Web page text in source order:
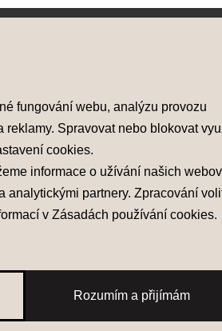
vozy
vozy
fungování webu, analýzu provozu
Spravovat nebo blokovat
cookies.
informace o užívání našich
analytickými partnery. Zpracování
v Zásadách používání cookies.
Rozumím a přijímám